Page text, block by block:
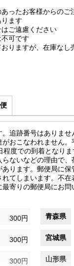
あったお客様からのご
ます
はご遠慮ください
不可です
おりますが、在庫なし
追跡番号はありませ
おこなわれません。
度での到着となりま
らないなどの理由で
ります。郵便局に保
れてしまいます。不
寄りの郵便局にお問
300円 青森県
300円 宮城県
300円 山形県